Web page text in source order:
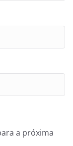
a próxima